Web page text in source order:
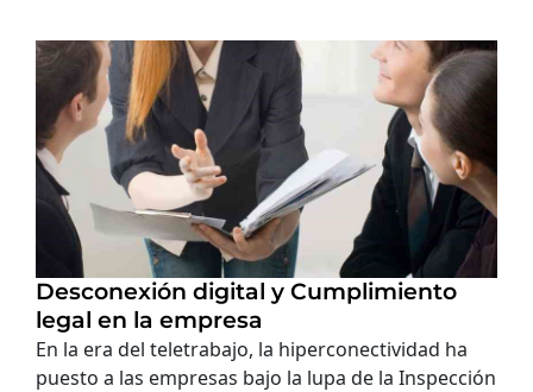
Desconexión digital y Cumplimiento
legal en la empresa
En la era del teletrabajo, la hiperconectividad ha
puesto a las empresas bajo la lupa de la Inspección